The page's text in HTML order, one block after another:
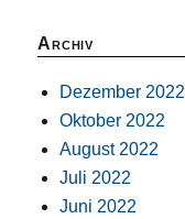
Archiv
Dezember 2022
Oktober 2022
August 2022
Juli 2022
Juni 2022